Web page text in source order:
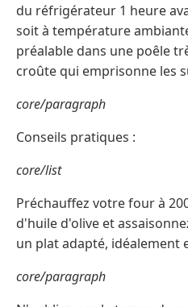
du réfrigérateur 1 heure
soit à température
préalable dans une poêle
croûte qui emprisonne les
core/paragraph
Conseils pratiques :
core/list
Préchauffez votre four à
d'huile d'olive et
un plat adapté, idéalement
core/paragraph